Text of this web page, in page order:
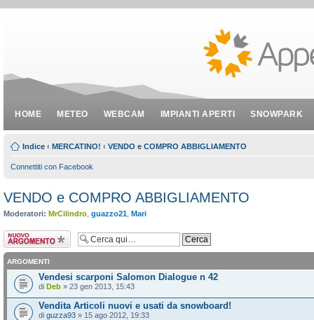
HOME METEO WEBCAM IMPIANTI APERTI SNOWPARK
Indice ‹ MERCATINO! ‹ VENDO e COMPRO ABBIGLIAMENTO
Connettiti con Facebook
VENDO e COMPRO ABBIGLIAMENTO
Moderatori: MrCilindro guazzo21 Mari
Scrivi un nuovo
argomento
ARGOMENTI
Vendesi scarponi Salomon Dialogue n 42
di Deb » 23 gen 2013, 15:43
Vendita Articoli nuovi e usati da snowboard!
di guzza93 » 15 ago 2012, 19:33